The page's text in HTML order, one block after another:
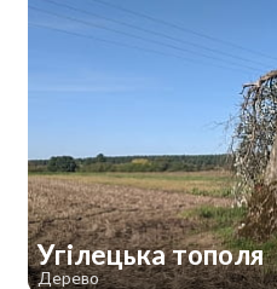
Угілецька тополя
Дерево